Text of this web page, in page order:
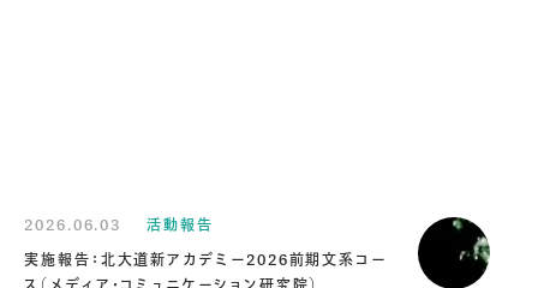
2026.06.03
活動報告
実施報告：北大道新アカデミー2026前期文系コー
ス（メディア・コミュニケーション研究院）